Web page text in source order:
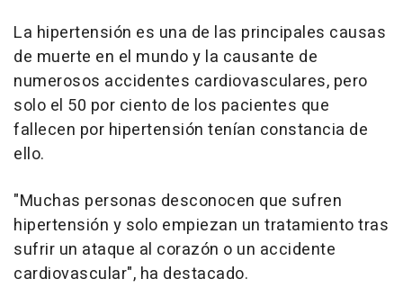
La hipertensión es una de las principales causas
de muerte en el mundo y la causante de
numerosos accidentes cardiovasculares, pero
solo el 50 por ciento de los pacientes que
fallecen por hipertensión tenían constancia de
ello.
"Muchas personas desconocen que sufren
hipertensión y solo empiezan un tratamiento tras
sufrir un ataque al corazón o un accidente
cardiovascular", ha destacado.